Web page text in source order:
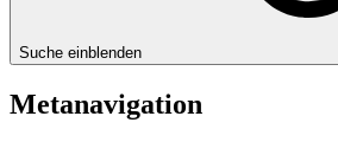
Suche einblenden
Metanavigation